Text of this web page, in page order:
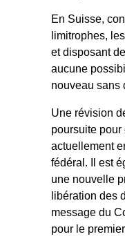
En Suisse,
limitrophes,
et disposant
aucune
nouveau sans
Une révision
poursuite pour
actuellement
fédéral. Il est
une nouvelle
libération des
message du
pour le